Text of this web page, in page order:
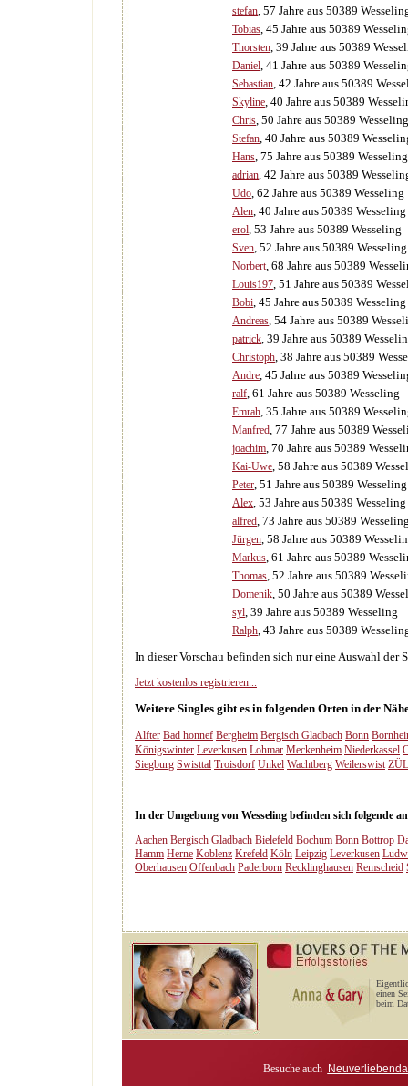
stefan, 57 Jahre aus 50389
Tobias, 45 Jahre aus 50389
Thorsten, 39 Jahre aus 50389
Daniel, 41 Jahre aus 50389
Sebastian, 42 Jahre aus 50389
Skyline, 40 Jahre aus 50389
Chris, 50 Jahre aus 50389 Wesseling
Stefan, 40 Jahre aus 50389
Hans, 75 Jahre aus 50389 Wesseling
adrian, 42 Jahre aus 50389
Udo, 62 Jahre aus 50389 Wesseling
Alen, 40 Jahre aus 50389 Wesseling
erol, 53 Jahre aus 50389 Wesseling
Sven, 52 Jahre aus 50389 Wesseling
Norbert, 68 Jahre aus 50389
Louis197, 51 Jahre aus 50389
Bobi, 45 Jahre aus 50389 Wesseling
Andreas, 54 Jahre aus 50389
patrick, 39 Jahre aus 50389
Christoph, 38 Jahre aus 50389
Andre, 45 Jahre aus 50389
ralf, 61 Jahre aus 50389 Wesseling
Emrah, 35 Jahre aus 50389
Manfred, 77 Jahre aus 50389
joachim, 70 Jahre aus 50389
Kai-Uwe, 58 Jahre aus 50389
Peter, 51 Jahre aus 50389 Wesseling
Alex, 53 Jahre aus 50389 Wesseling
alfred, 73 Jahre aus 50389
Jürgen, 58 Jahre aus 50389
Markus, 61 Jahre aus 50389
Thomas, 52 Jahre aus 50389
Domenik, 50 Jahre aus 50389
syl, 39 Jahre aus 50389 Wesseling
Ralph, 43 Jahre aus 50389
In dieser Vorschau befinden sich nur eine Auswahl der
Jetzt kostenlos registrieren...
Weitere Singles gibt es in folgenden Orten in der
Alfter Bad honnef Bergheim Bergisch Gladbach Bonn
Königswinter Leverkusen Lohmar Meckenheim Niederkassel
Siegburg Swisttal Troisdorf Unkel Wachtberg Weilerswist
In der Umgebung von Wesseling befinden sich folgende
Aachen Bergisch Gladbach Bielefeld Bochum Bonn Bottrop
Hamm Herne Koblenz Krefeld Köln Leipzig Leverkusen
Oberhausen Offenbach Paderborn Recklinghausen Remscheid
einen
beim
Besuche auch